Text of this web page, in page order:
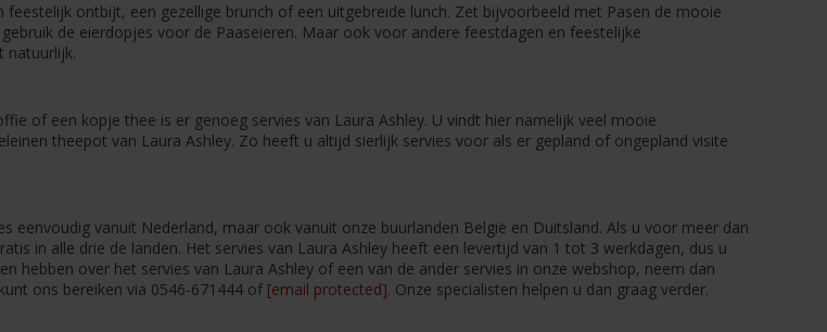
feestelijk ontbijt, een gezellige brunch of een uitgebreide lunch. Zet bijvoorbeeld met Pasen de mooie
de eierdopjes voor de Paaseieren. Maar ook voor andere feestdagen en feestelijke
natuurlijk.
of een kopje thee is er genoeg servies van Laura Ashley. U vindt hier namelijk veel mooie
theepot van Laura Ashley. Zo heeft u altijd sierlijk servies voor als er gepland of ongepland visite
eenvoudig vanuit Nederland, maar ook vanuit onze buurlanden België en Duitsland. Als u voor meer dan
in alle drie de landen. Het servies van Laura Ashley heeft een levertijd van 1 tot 3 werkdagen, dus u
hebben over het servies van Laura Ashley of een van de ander servies in onze webshop, neem dan
ons bereiken via 0546-671444 of [email protected]. Onze specialisten helpen u dan graag verder.